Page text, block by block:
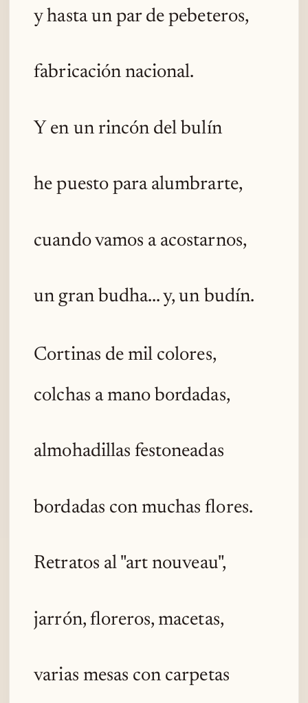
y hasta un par de pebeteros,
fabricación nacional.
Y en un rincón del bulín
he puesto para alumbrarte,
cuando vamos a acostarnos,
un gran budha... y, un budín.
Cortinas de mil colores,
colchas a mano bordadas,
almohadillas festoneadas
bordadas con muchas flores.
Retratos al "art nouveau",
jarrón, floreros, macetas,
varias mesas con carpetas